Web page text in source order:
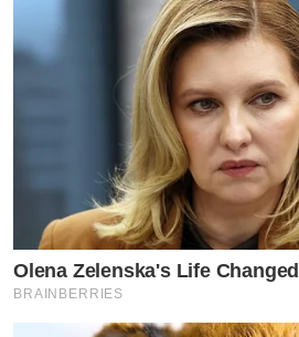
เบส คำสิงห์ เปิด
กับเรื่องราวคว
เผยย้อนเวลาก
กลับไปคบอดีตแฟ
by TVPOOL ONLINE
Olena Zelenska's Life
BRAINBERRIES